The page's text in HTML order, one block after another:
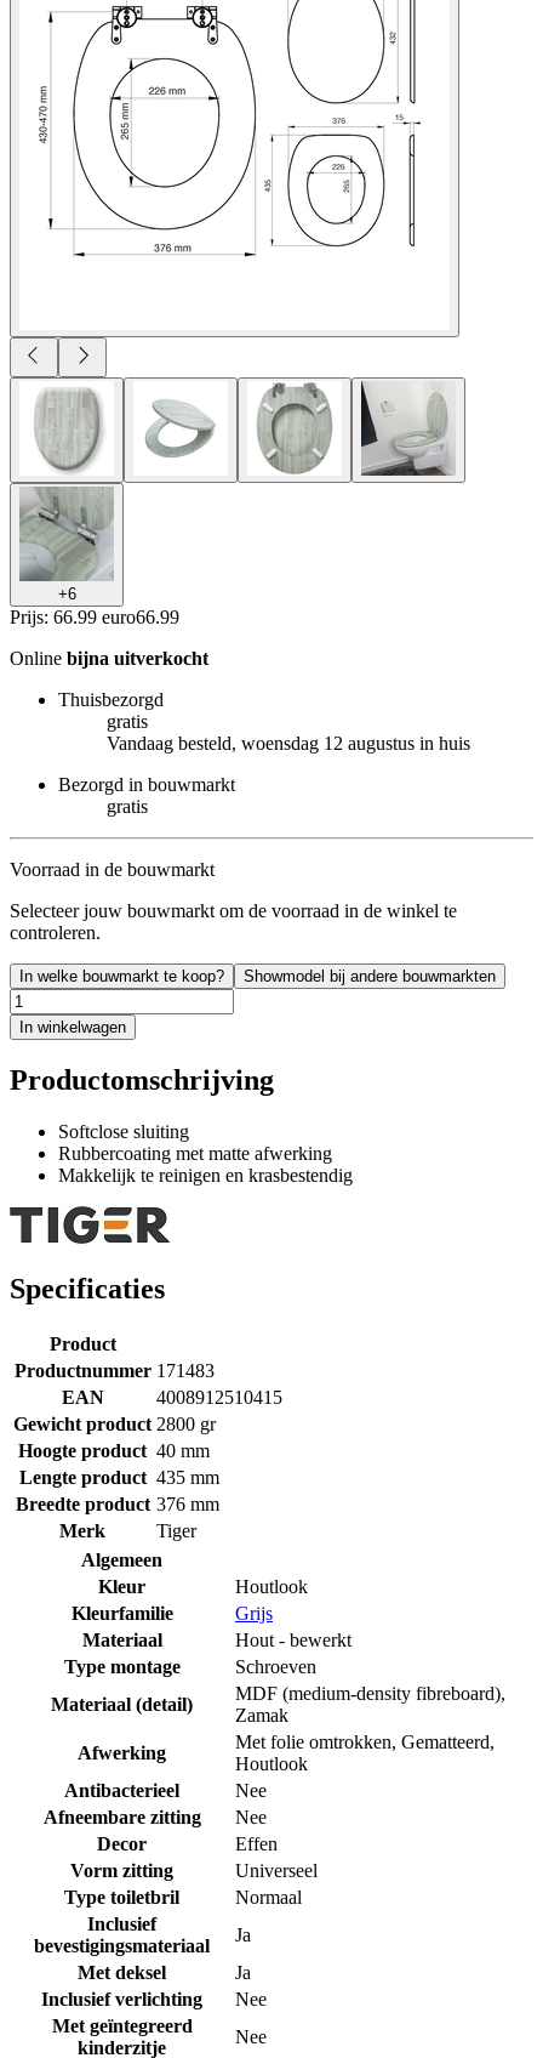
+6
Prijs: 66.99 euro66.99
Online bijna uitverkocht
Thuisbezorgd
gratis
Vandaag besteld, woensdag 12 augustus in huis
Bezorgd in bouwmarkt
gratis
Voorraad in de bouwmarkt
Selecteer jouw bouwmarkt om de voorraad in de winkel te
controleren.
In welke bouwmarkt te koop? Showmodel bij andere bouwmarkten
In winkelwagen
Productomschrijving
Softclose sluiting
Rubbercoating met matte afwerking
Makkelijk te reinigen en krasbestendig
Specificaties
Product
Productnummer 171483
EAN
4008912510415
Gewicht product 2800 gr
Hoogte product 40 mm
Lengte product 435 mm
Breedte product 376 mm
Merk
Tiger
Algemeen
Kleur
Houtlook
Kleurfamilie
Grijs
Materiaal
Hout - bewerkt
Type montage
Schroeven
Materiaal (detail)
MDF (medium-density fibreboard),
Zamak
Afwerking
Met folie omtrokken, Gematteerd,
Houtlook
Antibacterieel
Nee
Afneembare zitting
Nee
Decor
Effen
Vorm zitting
Universeel
Type toiletbril
Normaal
Inclusief
bevestigingsmateriaal
Ja
Met deksel
Ja
Inclusief verlichting
Nee
Met geïntegreerd
kinderzitje
Nee